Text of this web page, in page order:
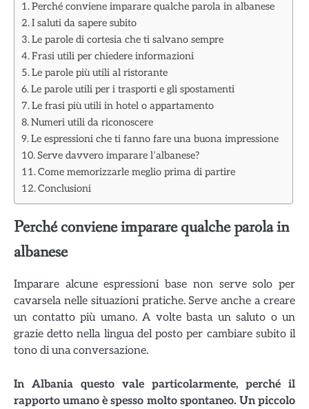
Perché conviene imparare qualche parola in albanese
I saluti da sapere subito
Le parole di cortesia che ti salvano sempre
Frasi utili per chiedere informazioni
Le parole più utili al ristorante
Le parole utili per i trasporti e gli spostamenti
Le frasi più utili in hotel o appartamento
Numeri utili da riconoscere
Le espressioni che ti fanno fare una buona impressione
Serve davvero imparare l’albanese?
Come memorizzarle meglio prima di partire
Conclusioni
Perché conviene imparare qualche parola in
albanese
Imparare alcune espressioni base non serve solo per
cavarsela nelle situazioni pratiche. Serve anche a creare
un contatto più umano. A volte basta un saluto o un
grazie detto nella lingua del posto per cambiare subito il
tono di una conversazione.
In Albania questo vale particolarmente, perché il
rapporto umano è spesso molto spontaneo. Un piccolo